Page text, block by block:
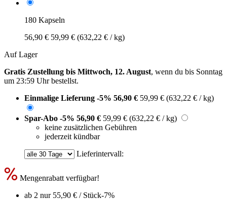
180 Kapseln
56,90 € 59,99 € (632,22 € / kg)
Auf Lager
Gratis Zustellung bis Mittwoch, 12. August, wenn du bis Sonntag
um 23:59 Uhrbestellst.
Einmalige Lieferung -5% 56,90 € 59,99 € (632,22 € / kg)
Spar-Abo -5% 56,90 € 59,99 € (632,22 € / kg)
keine zusätzlichen Gebühren
jederzeit kündbar
Lieferintervall:
Mengenrabatt verfügbar!
ab 2 nur 55,90 € / Stück-7%